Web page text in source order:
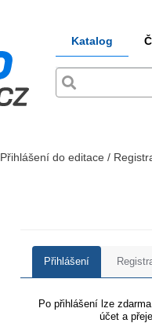
Katalog
Přihlášení do editace /
Přihlášení
Po přihlášení lze
účet a